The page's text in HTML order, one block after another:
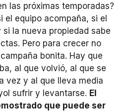
las próximas temporadas?
el equipo acompaña, si el
la nueva propiedad sabe
Pero para crecer no
bonita. Hay que
al que volvió, al que se
vez y al que lleva media
sufrir y levantarse. El
que puede ser